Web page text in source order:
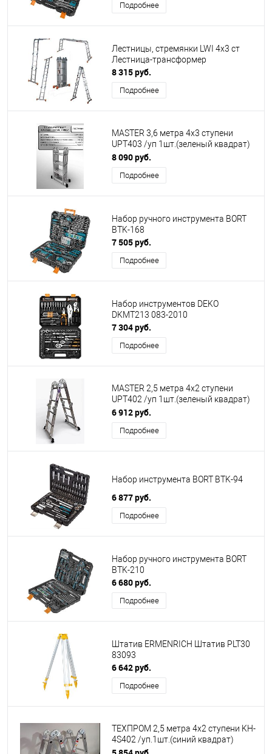
Подробнее
Лестницы, стремянки LWI 4х3 ст
Лестница-трансформер
8 315 руб.
Подробнее
MASTER 3,6 метра 4x3 ступени
UPT403 /уп 1шт.(зеленый квадрат)
29554
8 090 руб.
Подробнее
Набор ручного инструмента BORT
BTK-168
7 505 руб.
Подробнее
Набор инструментов DEKO
DKMT213 083-2010
7 304 руб.
Подробнее
MASTER 2,5 метра 4х2 ступени
UPT402 /уп 1шт.(зеленый квадрат)
29553
6 912 руб.
Подробнее
Набор инструмента BORT BTK-94
6 877 руб.
Подробнее
Набор ручного инструмента BORT
BTK-210
6 680 руб.
Подробнее
Штатив ERMENRICH Штатив PLT30
83093
6 642 руб.
Подробнее
ТЕХПРОМ 2,5 метра 4х2 ступени KH-
4S402 /уп.1шт.(синий квадрат)
26541